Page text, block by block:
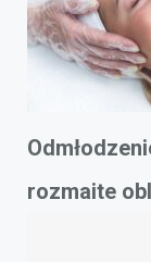
rozmaite